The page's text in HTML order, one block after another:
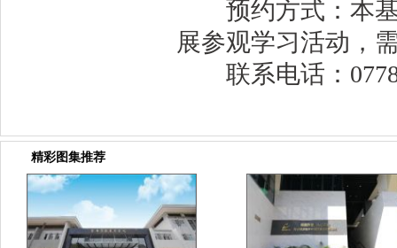
预约方式：本基
展参观学习活动，
联系电话：
精彩图集推荐